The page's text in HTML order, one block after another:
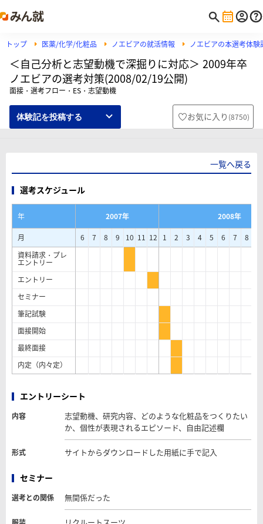
トップ 医薬/化学/化粧品 ノエビアの就活情報 ノエビアの本選考体験
＜自己分析と志望動機で深掘りに対応＞ 2009年卒
ノエビアの選考対策(2008/02/19公開)
面接・選考フロー・ES・志望動機
体験記を投稿する お気に入り (8750)
一覧へ戻る
選考スケジュール
年 2007年
2008年
月
6 7 8 9 10 11 12 1 2 3 4 5 6 7 8
資料請求・プレ
エントリー
エントリー
セミナー
筆記試験
面接開始
最終面接
内定（内々定）
エントリーシート
内容
志望動機、研究内容、どのような化粧品をつくりたい
か、個性が表現されるエピソード、自由記述欄
形式 サイトからダウンロードした用紙に手で記入
セミナー
選考との関係 無関係だった